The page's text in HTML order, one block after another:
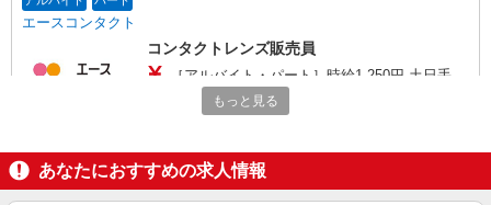
エースコンタクト
コンタクトレンズ販売員
［アルバイト・パート］時給1,250円 土日手
当、着替え手当など嬉しい手当多数！ 土日手当：
土曜・日曜日に勤務した場合、１時間につき＋100
１時間につき＋13円を支給
キープ 詳細を見る
もっと見る
あなたにおすすめの求人情報